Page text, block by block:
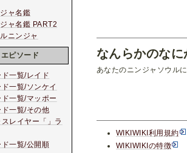
なんらかのなに
あなたのニンジャソウル
WIKIWIKI利用規約
WIKIWIKIの特徴
ャ名鑑
ャ名鑑 PART2
ニンジャ
エピソード
ド一覧/レイド
一覧/ソンケイ
一覧/マッポー
ド一覧/その他
スレイヤー「」ラ
ド一覧/公開順